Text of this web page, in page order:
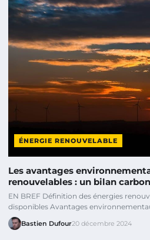
ÉNERGIE RENOUVELABLE
Les avantages
renouvelables : un bilan
EN BREF Définition des énergies
disponibles Avantages
Bastien Dufour20 décembre 2024